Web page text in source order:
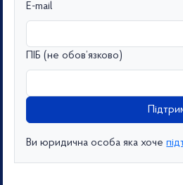
E-mail
ПІБ (не обов’язково)
Ви юридична особа яка хоче